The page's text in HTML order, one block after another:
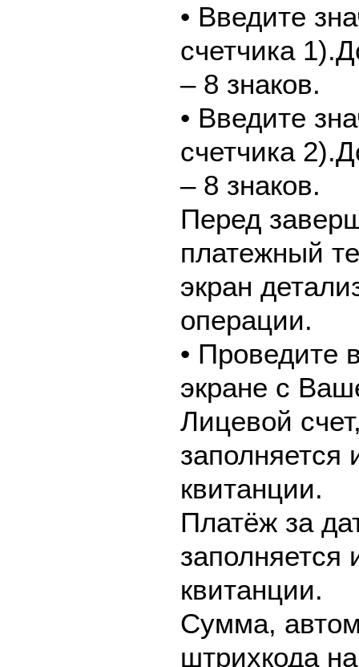
• Введите
счетчика
– 8 знаков.
• Введите
счетчика
– 8 знаков.
Перед
платежный
экран
операции.
• Проведите
экране с
Лицевой
заполняется
квитанции.
Платёж за
заполняется
квитанции.
Сумма,
штрихкода